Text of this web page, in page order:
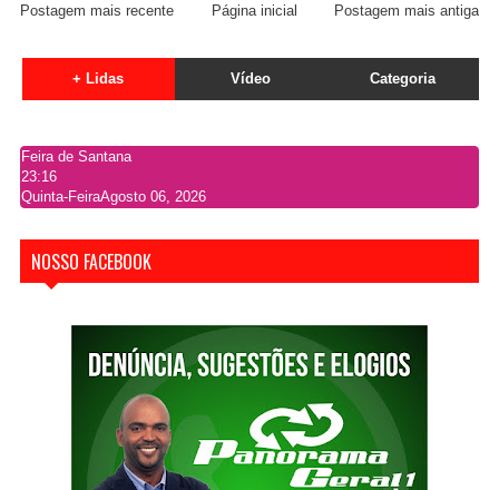
Postagem mais recente Postagem mais antiga
Página inicial
+ Lidas Vídeo Categoria
Feira de Santana
23:16
Quinta-FeiraAgosto 06, 2026
NOSSO FACEBOOK